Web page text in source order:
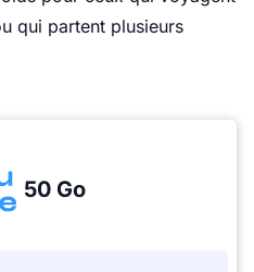
qui partent plusieurs
50 Go